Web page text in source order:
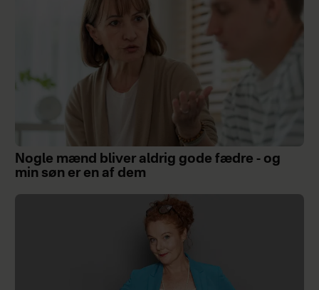
Nogle mænd bliver aldrig gode fædre - og
min søn er en af dem